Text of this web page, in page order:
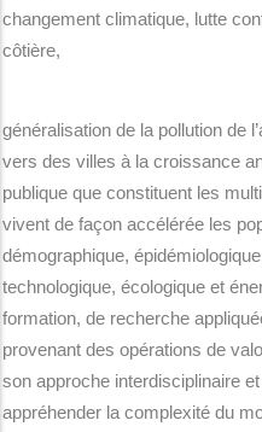
changement climatique, lutte
côtière,
généralisation de la pollution de
vers des villes à la croissance
publique que constituent les
vivent de façon accélérée les
démographique,
technologique, écologique et
formation, de recherche
provenant des opérations de
son approche interdisciplinaire
appréhender la complexité du